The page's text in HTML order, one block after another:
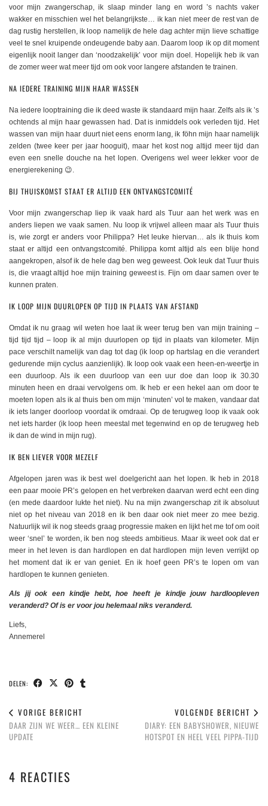
voor mijn zwangerschap, ik slaap minder lang en word ’s nachts vaker
wakker en misschien wel het belangrijkste… ik kan niet meer de rest van de
dag rustig herstellen, ik loop namelijk de hele dag achter mijn lieve schattige
veel te snel kruipende ondeugende baby aan. Daarom loop ik op dit moment
eigenlijk nooit langer dan ‘noodzakelijk’ voor mijn doel. Hopelijk heb ik van
de zomer weer wat meer tijd om ook voor langere afstanden te trainen.
NA IEDERE TRAINING MIJN HAAR WASSEN
Na iedere looptraining die ik deed waste ik standaard mijn haar. Zelfs als ik ’s
ochtends al mijn haar gewassen had. Dat is inmiddels ook verleden tijd. Het
wassen van mijn haar duurt niet eens enorm lang, ik föhn mijn haar namelijk
zelden (twee keer per jaar hooguit), maar het kost nog altijd meer tijd dan
even een snelle douche na het lopen. Overigens wel weer lekker voor de
energierekening 😉.
BIJ THUISKOMST STAAT ER ALTIJD EEN ONTVANGSTCOMITÉ
Voor mijn zwangerschap liep ik vaak hard als Tuur aan het werk was en
anders liepen we vaak samen. Nu loop ik vrijwel alleen maar als Tuur thuis
is, wie zorgt er anders voor Philippa? Het leuke hiervan… als ik thuis kom
staat er altijd een ontvangstcomité. Philippa komt altijd als een blije hond
aangekropen, alsof ik de hele dag ben weg geweest. Ook leuk dat Tuur thuis
is, die vraagt altijd hoe mijn training geweest is. Fijn om daar samen over te
kunnen praten.
IK LOOP MIJN DUURLOPEN OP TIJD IN PLAATS VAN AFSTAND
Omdat ik nu graag wil weten hoe laat ik weer terug ben van mijn training –
tijd tijd tijd – loop ik al mijn duurlopen op tijd in plaats van kilometer. Mijn
pace verschilt namelijk van dag tot dag (ik loop op hartslag en die verandert
gedurende mijn cyclus aanzienlijk). Ik loop ook vaak een heen-en-weertje in
een duurloop. Als ik een duurloop van een uur doe dan loop ik 30.30
minuten heen en draai vervolgens om. Ik heb er een hekel aan om door te
moeten lopen als ik al thuis ben om mijn ‘minuten’ vol te maken, vandaar dat
ik iets langer doorloop voordat ik omdraai. Op de terugweg loop ik vaak ook
net iets harder (ik loop heen meestal met tegenwind en op de terugweg heb
ik dan de wind in mijn rug).
IK BEN LIEVER VOOR MEZELF
Afgelopen jaren was ik best wel doelgericht aan het lopen. Ik heb in 2018
een paar mooie PR’s gelopen en het verbreken daarvan werd echt een ding
(en mede daardoor lukte het niet). Nu na mijn zwangerschap zit ik absoluut
niet op het niveau van 2018 en ik ben daar ook niet meer zo mee bezig.
Natuurlijk wil ik nog steeds graag progressie maken en lijkt het me tof om ooit
weer ‘snel’ te worden, ik ben nog steeds ambitieus. Maar ik weet ook dat er
meer in het leven is dan hardlopen en dat hardlopen mijn leven verrijkt op
het moment dat ik er van geniet. En ik hoef geen PR’s te lopen om van
hardlopen te kunnen genieten.
Als jij ook een kindje hebt, hoe heeft je kindje jouw hardloopleven
veranderd? Of is er voor jou helemaal niks veranderd.
Liefs,
Annemerel
DELEN:
VORIGE BERICHT
DAAR ZIJN WE WEER… EEN KLEINE
UPDATE
VOLGENDE BERICHT
DIARY: EEN BABYSHOWER, NIEUWE
HOTSPOT EN HEEL VEEL PIPPA-TIJD
4 REACTIES